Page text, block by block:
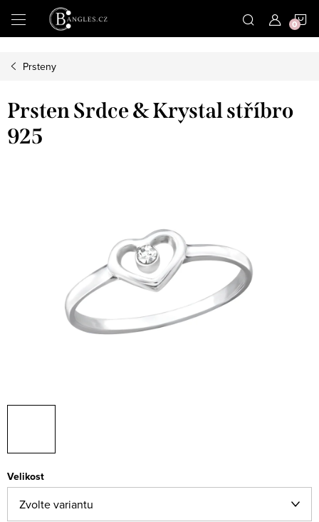
Přejít
na
Prsteny
Prsten Srdce & Krystal stříbro
925
Velikost